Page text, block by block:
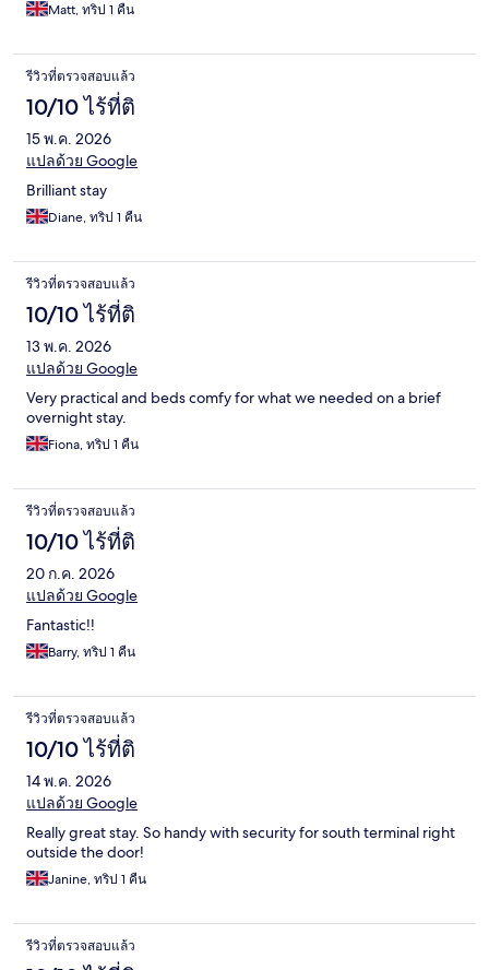
Matt, ทริป 1 คืน
รีวิวที่ตรวจสอบแล้ว
10/10 ไร้ที่ติ
15 พ.ค. 2026
แปลด้วย Google
Brilliant stay
Diane, ทริป 1 คืน
รีวิวที่ตรวจสอบแล้ว
10/10 ไร้ที่ติ
13 พ.ค. 2026
แปลด้วย Google
Very practical and beds comfy for what we needed on a brief
overnight stay.
Fiona, ทริป 1 คืน
รีวิวที่ตรวจสอบแล้ว
10/10 ไร้ที่ติ
20 ก.ค. 2026
แปลด้วย Google
Fantastic!!
Barry, ทริป 1 คืน
รีวิวที่ตรวจสอบแล้ว
10/10 ไร้ที่ติ
14 พ.ค. 2026
แปลด้วย Google
Really great stay. So handy with security for south terminal right
outside the door!
Janine, ทริป 1 คืน
รีวิวที่ตรวจสอบแล้ว